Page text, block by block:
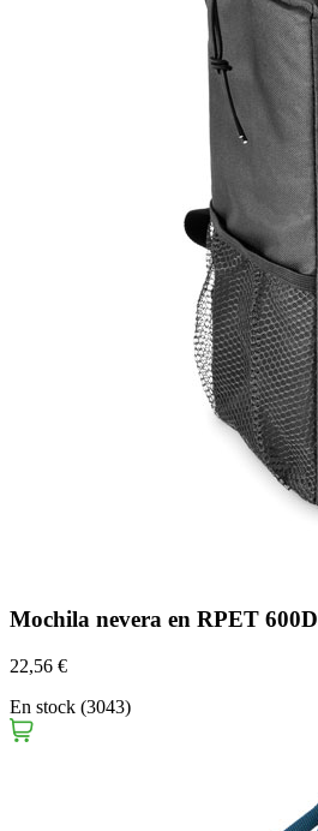
Mochila nevera en RPET 600D
22,56 €
En stock (3043)